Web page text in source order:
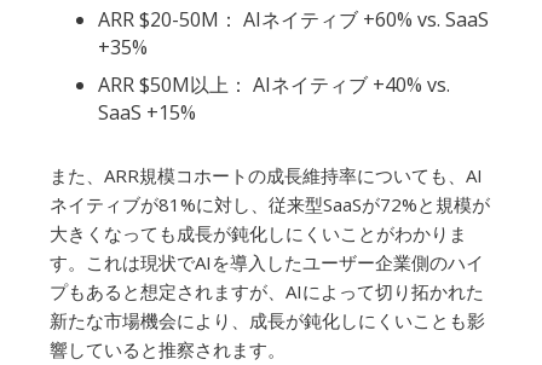
ARR $20-50M： AIネイティブ +60% vs. SaaS
+35%
ARR $50M以上： AIネイティブ +40% vs.
SaaS +15%
また、ARR規模コホートの成長維持率についても、AI
ネイティブが81%に対し、従来型SaaSが72%と規模が
大きくなっても成長が鈍化しにくいことがわかりま
す。これは現状でAIを導入したユーザー企業側のハイ
プもあると想定されますが、AIによって切り拓かれた
新たな市場機会により、成長が鈍化しにくいことも影
響していると推察されます。